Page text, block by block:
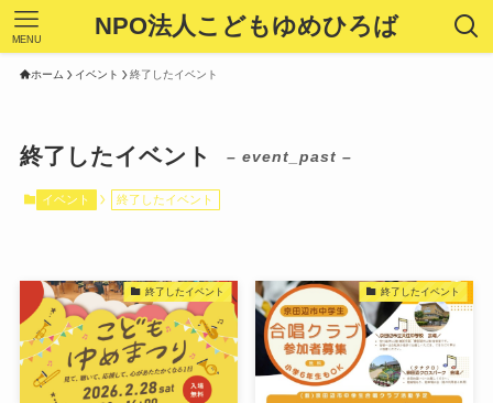
NPO法人こどもゆめひろば
MENU
ホーム イベント 終了したイベント
終了したイベント – event_past –
イベント 終了したイベント
終了したイベント 終了したイベント